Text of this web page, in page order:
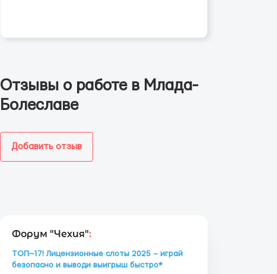
Отзывы о работе в Млада-
Болеславе
Добавить отзыв
Форум "Чехия":
ТОП~17! Лицензионные слоты 2025 – играй
безопасно и выводи выигрыш быстро*